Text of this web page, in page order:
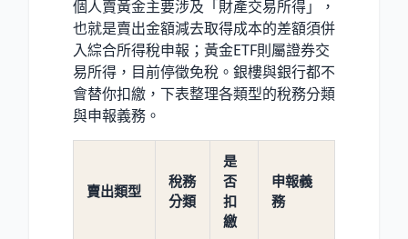
個人賣黃金主要涉及「財產交易所得」，
也就是賣出金額減去取得成本的差額須併
入綜合所得稅申報；黃金ETF則屬證券交
易所得，目前停徵免稅。銀樓與銀行都不
會替你扣繳，下表整理各類型的稅務分類
與申報義務。
賣出類型
稅務
分類
是
否
扣
繳
申報義
務